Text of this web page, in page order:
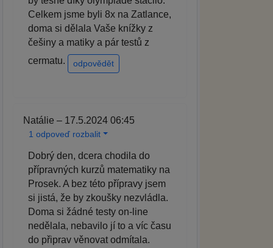
Celkem jsme byli 8x na Zatlance,
doma si dělala Vaše knížky z
češiny a matiky a pár testů z
cermatu.
odpovědět
Natálie – 17.5.2024 06:45
1 odpoveď rozbalit
Dobrý den, dcera chodila do
přípravných kurzů matematiky na
Prosek. A bez této přípravy jsem
si jistá, že by zkoušky nezvládla.
Doma si žádné testy on-line
nedělala, nebavilo jí to a víc času
do připrav věnovat odmítala.